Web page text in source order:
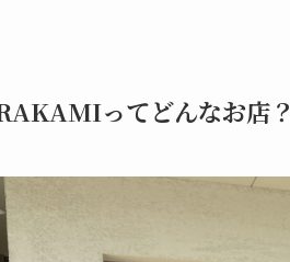
ってどんなお店